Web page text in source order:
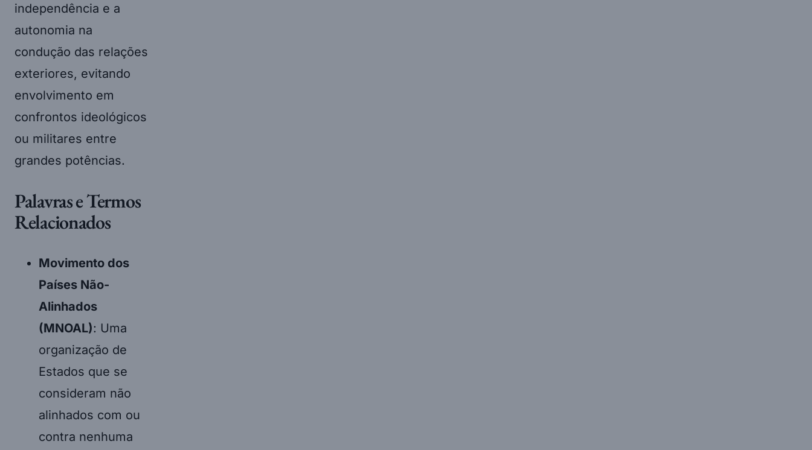
independência e a
autonomia na
condução das relações
exteriores, evitando
envolvimento em
confrontos ideológicos
ou militares entre
grandes potências.
Palavras e Termos
Relacionados
Movimento dos
Países Não-
Alinhados
(MNOAL): Uma
organização de
Estados que se
consideram não
alinhados com ou
contra nenhuma